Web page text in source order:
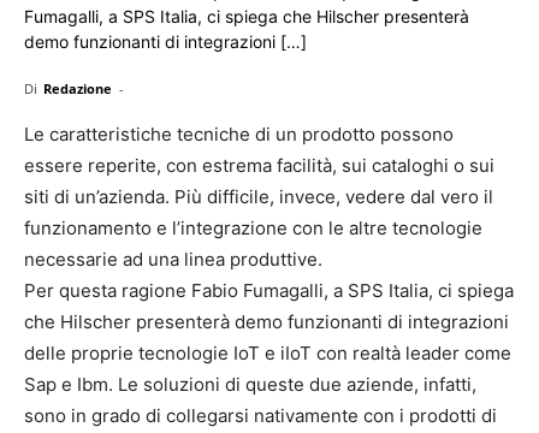
Fumagalli, a SPS Italia, ci spiega che Hilscher presenterà
demo funzionanti di integrazioni […]
Di Redazione -
Le caratteristiche tecniche di un prodotto possono
essere reperite, con estrema facilità, sui cataloghi o sui
siti di un’azienda. Più difficile, invece, vedere dal vero il
funzionamento e l’integrazione con le altre tecnologie
necessarie ad una linea produttive.
Per questa ragione Fabio Fumagalli, a SPS Italia, ci spiega
che Hilscher presenterà demo funzionanti di integrazioni
delle proprie tecnologie IoT e iIoT con realtà leader come
Sap e Ibm. Le soluzioni di queste due aziende, infatti,
sono in grado di collegarsi nativamente con i prodotti di